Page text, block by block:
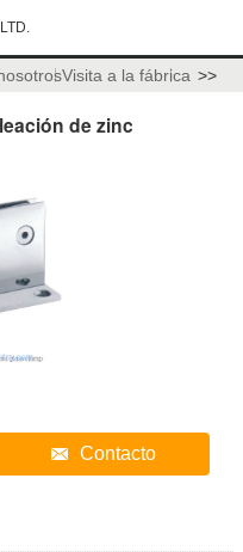
Visita a la fábrica >>
de zinc
Contacto